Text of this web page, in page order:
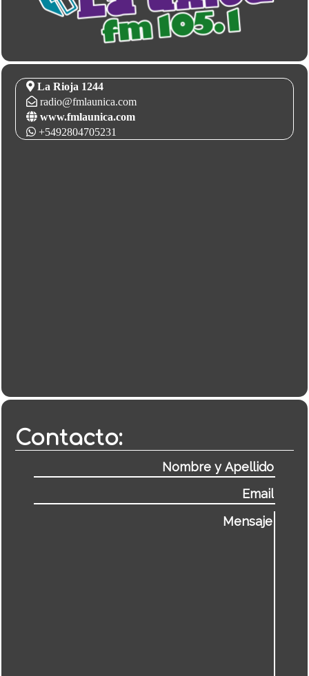
La Rioja 1244
radio@fmlaunica.com
www.fmlaunica.com
+5492804705231
Contacto: